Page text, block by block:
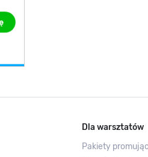
Dla warsztatów
Pakiety